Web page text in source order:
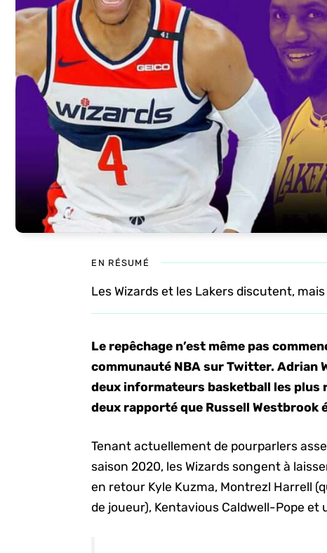
EN RÉSUMÉ
Les Wizards et les Lakers discutent,
Le repêchage n’est même pas
communauté NBA sur Twitter. Adrian
deux informateurs basketball les plus
deux rapporté que Russell Westbrook
Tenant actuellement de pourparlers
saison 2020, les Wizards songent à
en retour Kyle Kuzma, Montrezl Harrell
de joueur), Kentavious Caldwell-Pope et